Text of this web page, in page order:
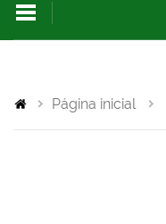
Página inicial